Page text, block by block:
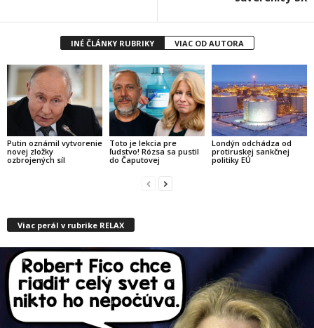
INÉ ČLÁNKY RUBRIKY VIAC OD AUTORA
Putin oznámil vytvorenie
novej zložky
ozbrojených síl
Toto je lekcia pre
ľudstvo! Rózsa sa pustil
do Čaputovej
Londýn odchádza od
protiruskej sankčnej
politiky EÚ
Viac perál v rubrike RELAX